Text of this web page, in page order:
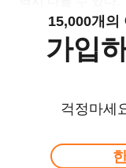
15,000개의
가입
걱정마세